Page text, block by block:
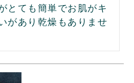
とても簡単でお肌がキ
があり乾燥もありませ